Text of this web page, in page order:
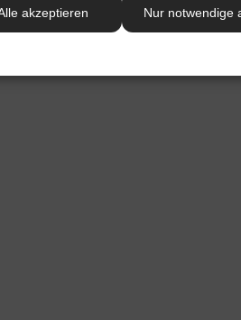
akzeptieren Nur notwendige